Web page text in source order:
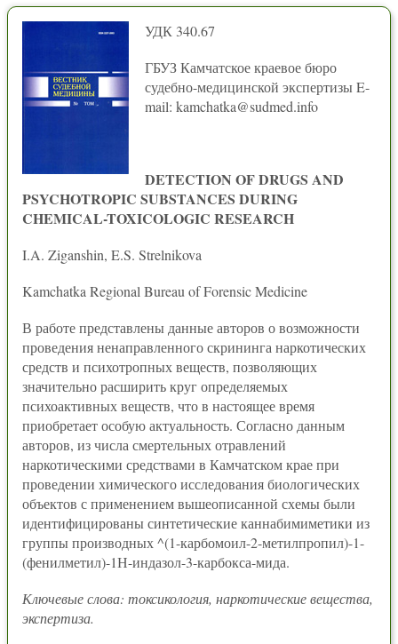
УДК 340.67
ГБУЗ Камчатское краевое бюро
судебно-медицинской экспертизы E-
mail: kamchatka@sudmed.info
DETECTION OF DRUGS AND
PSYCHOTROPIC SUBSTANCES DURING
CHEMICAL-TOXICOLOGIC RESEARCH
I.A. Ziganshin, E.S. Strelnikova
Kamchatka Regional Bureau of Forensic Medicine
В работе представлены данные авторов о возможности
проведения ненаправленного скрининга наркотических
средств и психотропных веществ, позволяющих
значительно расширить круг определяемых
психоактивных веществ, что в настоящее время
приобретает особую актуальность. Согласно данным
авторов, из числа смертельных отравлений
наркотическими средствами в Камчатском крае при
проведении химического исследования биологических
объектов с применением вышеописанной схемы были
идентифицированы синтетические каннабимиметики из
группы производных ^(1-карбомоил-2-метилпропил)-1-
(фенилметил)-1Н-индазол-3-карбокса-мида.
Ключевые слова: токсикология, наркотические вещества,
экспертиза.